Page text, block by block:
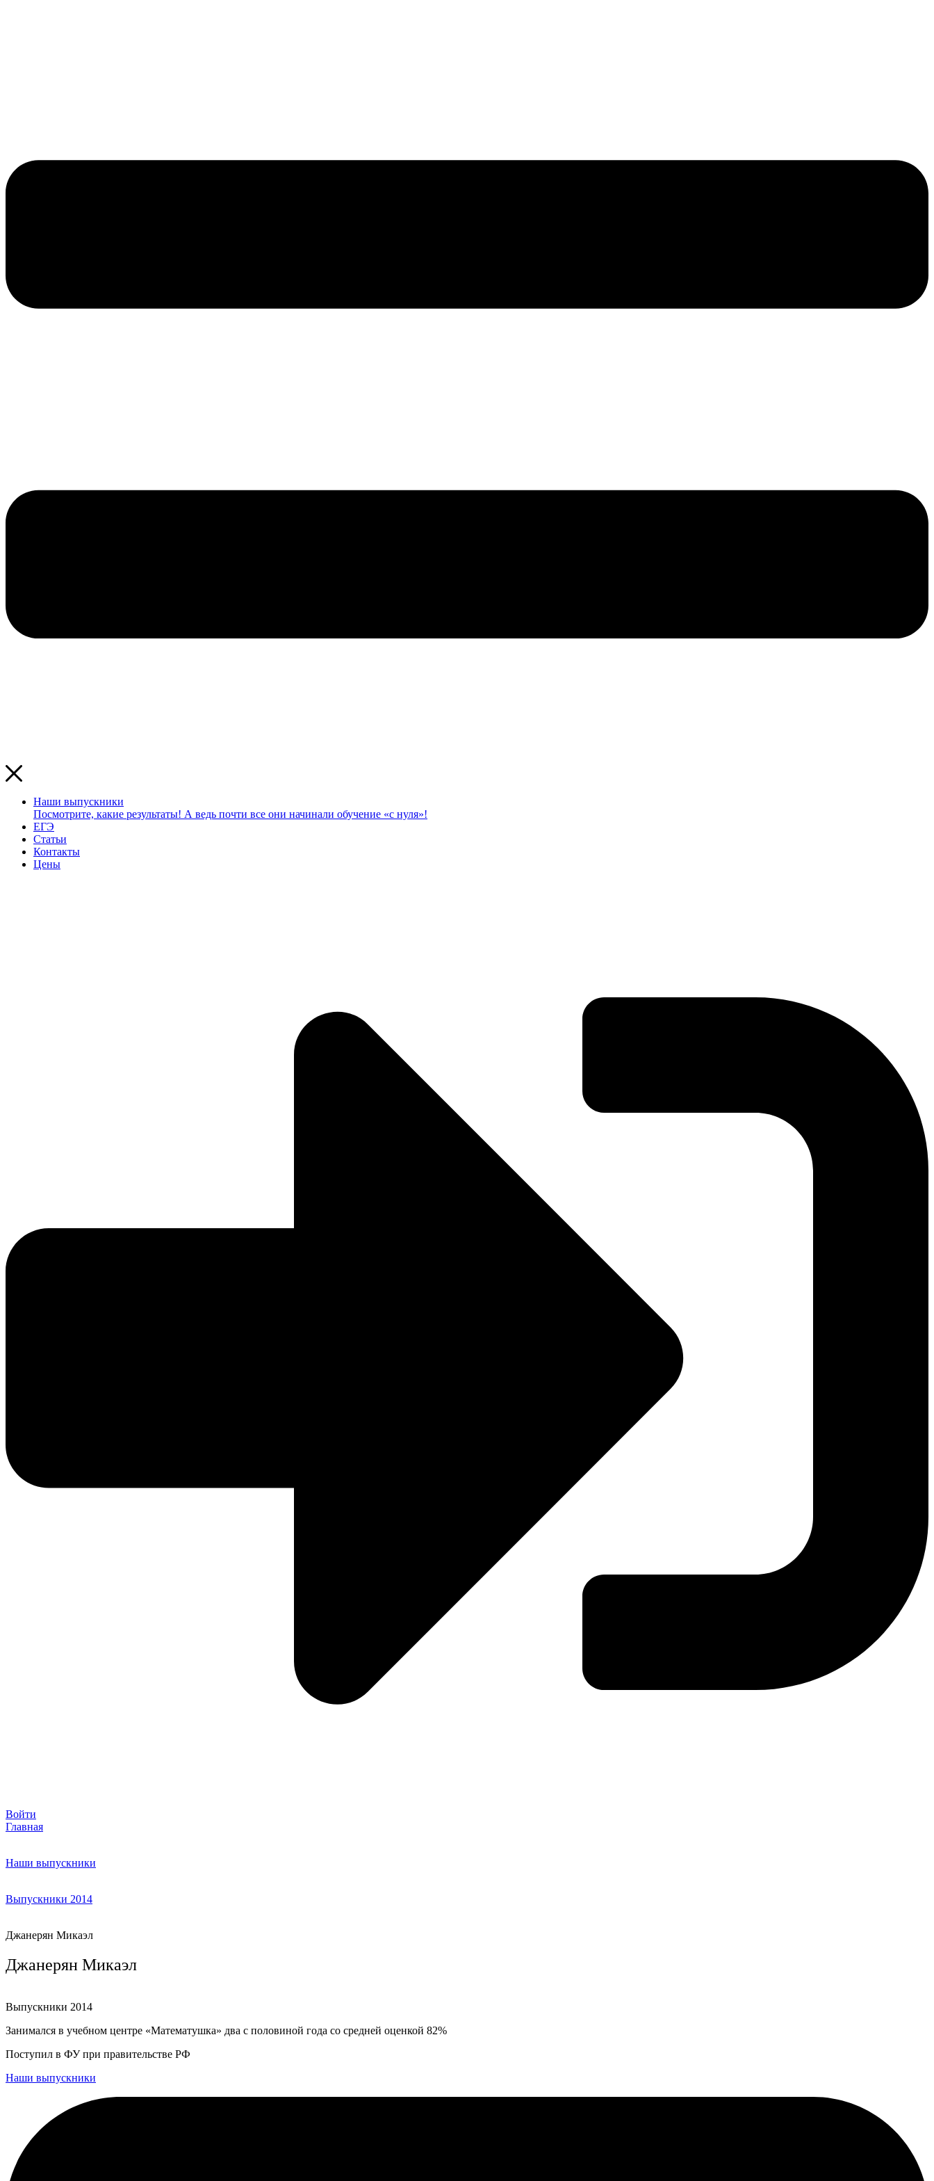
Наши выпускники
Посмотрите, какие результаты! А ведь почти все они начинали обучение «с нуля»!
ЕГЭ
Статьи
Контакты
Цены
Войти
Главная
Наши выпускники
Выпускники 2014
Джанерян Микаэл
Джанерян Микаэл
Выпускники 2014
Занимался в учебном центре «Математушка» два с половиной года со средней оценкой 82%
Поступил в ФУ при правительстве РФ
Наши выпускники